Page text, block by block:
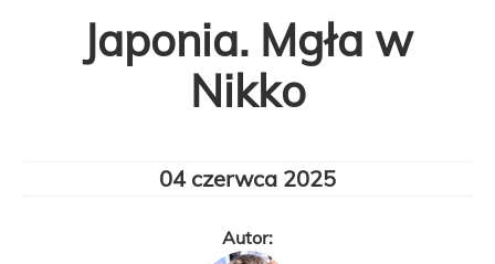
Japonia. Mgła w
Nikko
04 czerwca 2025
Autor: